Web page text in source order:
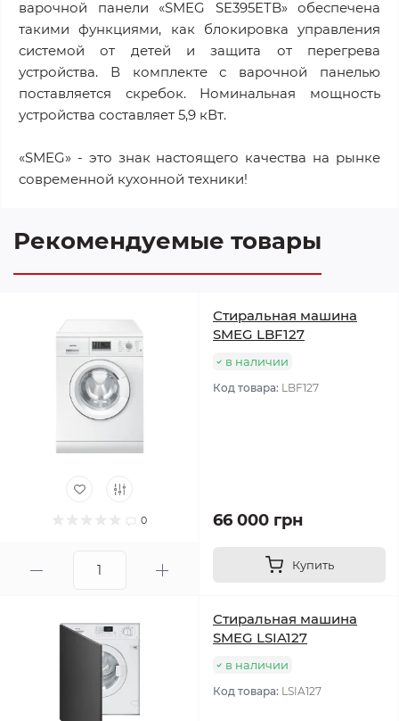
варочной панели «SMEG SE395ETB» обеспечена
такими функциями, как блокировка управления
системой от детей и защита от перегрева
устройства. В комплекте с варочной панелью
поставляется скребок. Номинальная мощность
устройства составляет 5,9 кВт.
«SMEG» - это знак настоящего качества на рынке
современной кухонной техники!
Рекомендуемые товары
0
Стиральная машина
SMEG LBF127
в наличии
Код товара: LBF127
66 000 грн
Купить
Стиральная машина
SMEG LSIA127
в наличии
Код товара: LSIA127